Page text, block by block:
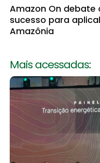
Amazon On debate
sucesso para
Amazônia
Mais acessadas: